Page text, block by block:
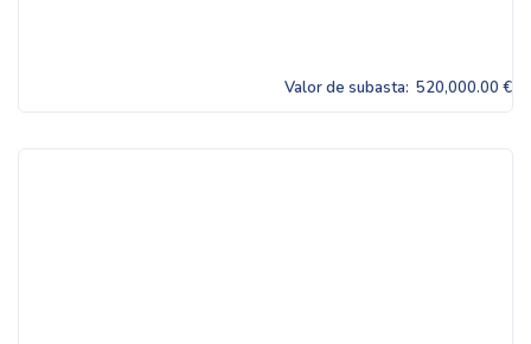
Valor de subasta: 520,000.00 €